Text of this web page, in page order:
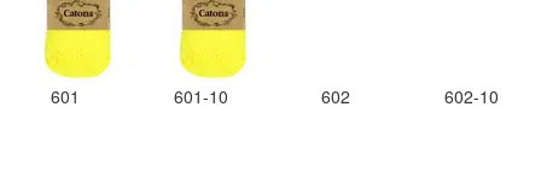
601 601-10 602 602-10